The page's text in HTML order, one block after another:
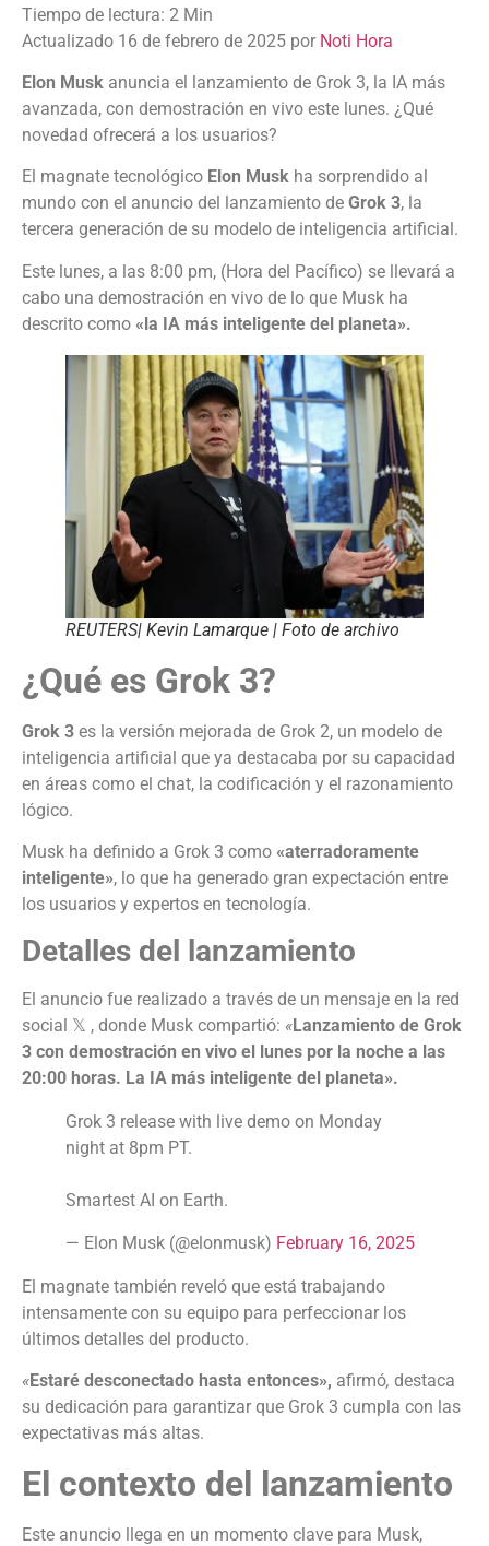
Actualizado 16 de febrero de 2025 por Noti Hora
Elon Musk anuncia el lanzamiento de Grok 3, la IA más
avanzada, con demostración en vivo este lunes. ¿Qué
novedad ofrecerá a los usuarios?
El magnate tecnológico Elon Musk ha sorprendido al
mundo con el anuncio del lanzamiento de Grok 3, la
tercera generación de su modelo de inteligencia artificial.
Este lunes, a las 8:00 pm, (Hora del Pacífico) se llevará a
cabo una demostración en vivo de lo que Musk ha
descrito como «la IA más inteligente del planeta».
REUTERS| Kevin Lamarque | Foto de archivo
¿Qué es Grok 3?
Grok 3 es la versión mejorada de Grok 2, un modelo de
inteligencia artificial que ya destacaba por su capacidad
en áreas como el chat, la codificación y el razonamiento
lógico.
Musk ha definido a Grok 3 como «aterradoramente
inteligente», lo que ha generado gran expectación entre
los usuarios y expertos en tecnología.
Detalles del lanzamiento
El anuncio fue realizado a través de un mensaje en la red
social 𝕏 , donde Musk compartió: «Lanzamiento de Grok
3 con demostración en vivo el lunes por la noche a las
20:00 horas. La IA más inteligente del planeta».
Grok 3 release with live demo on Monday
night at 8pm PT.
Smartest AI on Earth.
— Elon Musk (@elonmusk) February 16, 2025
El magnate también reveló que está trabajando
intensamente con su equipo para perfeccionar los
últimos detalles del producto.
«Estaré desconectado hasta entonces», afirmó, destaca
su dedicación para garantizar que Grok 3 cumpla con las
expectativas más altas.
El contexto del lanzamiento
Este anuncio llega en un momento clave para Musk,